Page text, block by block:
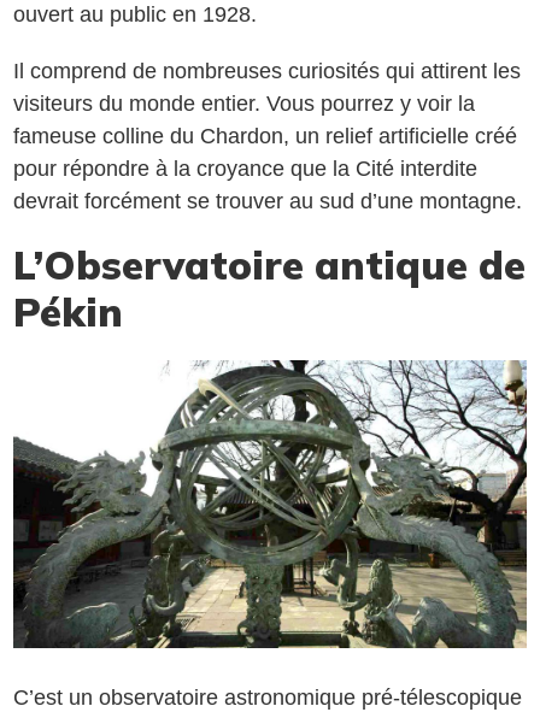
ouvert au public en 1928.
Il comprend de nombreuses curiosités qui attirent les
visiteurs du monde entier. Vous pourrez y voir la
fameuse colline du Chardon, un relief artificielle créé
pour répondre à la croyance que la Cité interdite
devrait forcément se trouver au sud d’une montagne.
L’Observatoire antique de
Pékin
C’est un observatoire astronomique pré-télescopique